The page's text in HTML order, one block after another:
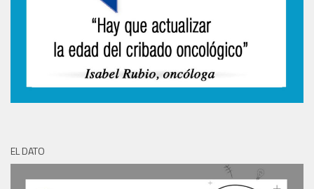
EL DATO